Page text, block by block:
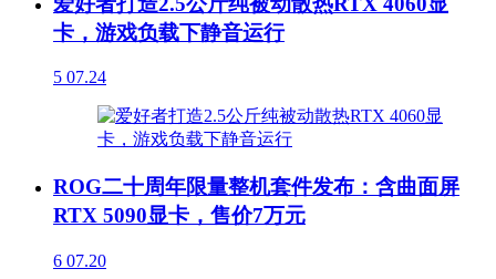
卡，游戏负载下静音运行
5 07.24
ROG二十周年限量整机套件发布：含曲面屏
RTX 5090显卡，售价7万元
6 07.20